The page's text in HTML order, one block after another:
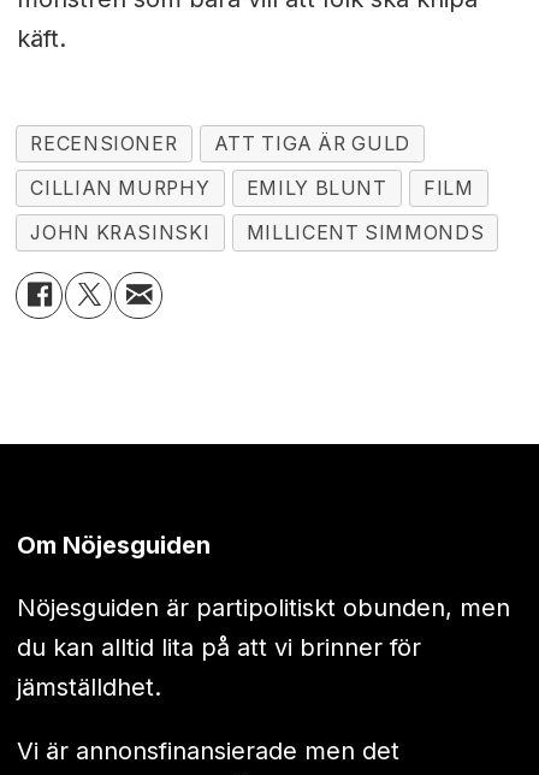
käft.
RECENSIONER
ATT TIGA ÄR GULD
CILLIAN MURPHY
EMILY BLUNT
FILM
JOHN KRASINSKI
MILLICENT SIMMONDS
Om Nöjesguiden
Nöjesguiden är partipolitiskt obunden, men
du kan alltid lita på att vi brinner för
jämställdhet.
Vi är annonsfinansierade men det